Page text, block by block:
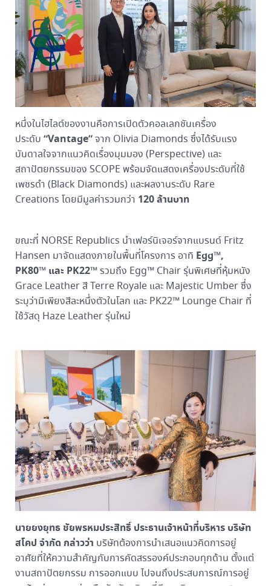
หนึ่งในไฮไลต์ของงานคือการเปิดตัวคอลเลกชันเครื่อง
ประดับ “Vantage”จาก Olivia Diamonds ซึ่งได้รับแรง
บันดาลใจจากแนวคิดเรื่องมุมมอง (Perspective) และ
สถาปัตยกรรมของ SCOPE พร้อมจัดแสดงเครื่องประดับที่ใช้
เพชรดำ (Black Diamonds) และผลงานระดับ Rare
Creations โดยมีมูลค่ารวมกว่า 120 ล้านบาท
ขณะที่ NORSE Republics นำเฟอร์นิเจอร์จากแบรนด์ Fritz
Hansen มาจัดแสดงภายในพื้นที่โครงการ อาทิ Egg™,
PK80™ และ PK22™รวมถึง Egg™ Chair รุ่นพิเศษที่หุ้มหนัง
Grace Leather สี Terre Royale และ Majestic Umber ซึ่ง
ระบุว่ามีเพียงสีละหนึ่งตัวในโลก และ PK22™ Lounge Chair ที่
ใช้วัสดุ Haze Leather รุ่นใหม่
นายยงยุทธ ชัยพรหมประสิทธิ์ ประธานเจ้าหน้าที่บริหาร บริษัท
สโคป จำกัด กล่าวว่า บริษัทต้องการนำเสนอแนวคิดการอยู่
อาศัยที่ให้ความสำคัญกับการคัดสรรองค์ประกอบทุกด้าน ตั้งแต่
งานสถาปัตยกรรม การออกแบบ ไปจนถึงประสบการณ์การอยู่